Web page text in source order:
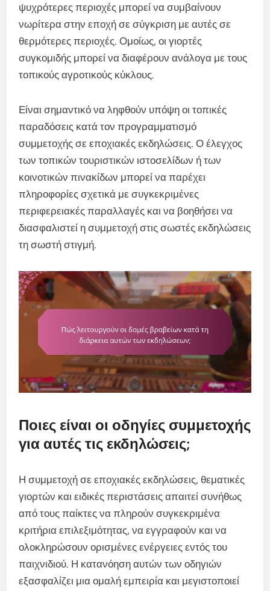
ψυχρότερες περιοχές μπορεί να συμβαίνουν
νωρίτερα στην εποχή σε σύγκριση με αυτές σε
θερμότερες περιοχές. Ομοίως, οι γιορτές
συγκομιδής μπορεί να διαφέρουν ανάλογα με τους
τοπικούς αγροτικούς κύκλους.
Είναι σημαντικό να ληφθούν υπόψη οι τοπικές
παραδόσεις κατά τον προγραμματισμό
συμμετοχής σε εποχιακές εκδηλώσεις. Ο έλεγχος
των τοπικών τουριστικών ιστοσελίδων ή των
κοινοτικών πινακίδων μπορεί να παρέχει
πληροφορίες σχετικά με συγκεκριμένες
περιφερειακές παραλλαγές και να βοηθήσει να
διασφαλιστεί η συμμετοχή στις σωστές εκδηλώσεις
τη σωστή στιγμή.
Ποιες είναι οι οδηγίες συμμετοχής
για αυτές τις εκδηλώσεις;
Η συμμετοχή σε εποχιακές εκδηλώσεις, θεματικές
γιορτών και ειδικές περιστάσεις απαιτεί συνήθως
από τους παίκτες να πληρούν συγκεκριμένα
κριτήρια επιλεξιμότητας, να εγγραφούν και να
ολοκληρώσουν ορισμένες ενέργειες εντός του
παιχνιδιού. Η κατανόηση αυτών των οδηγιών
εξασφαλίζει μια ομαλή εμπειρία και μεγιστοποιεί